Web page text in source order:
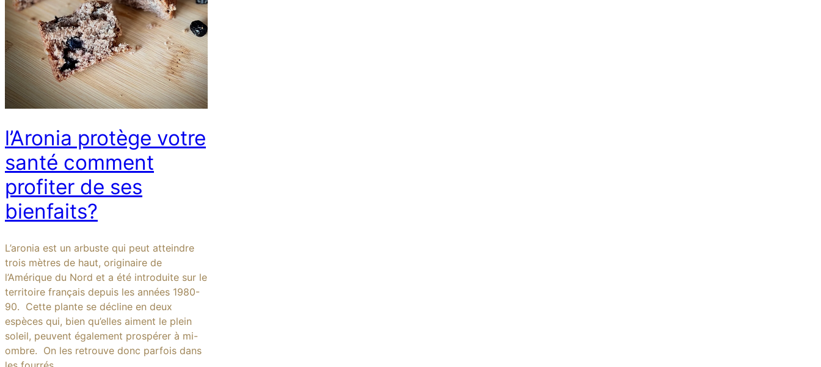
l’Aronia protège votre
santé comment
profiter de ses
bienfaits?
L’aronia est un arbuste qui peut atteindre
trois mètres de haut, originaire de
l’Amérique du Nord et a été introduite sur le
territoire français depuis les années 1980-
90. Cette plante se décline en deux
espèces qui, bien qu’elles aiment le plein
soleil, peuvent également prospérer à mi-
ombre. On les retrouve donc parfois dans